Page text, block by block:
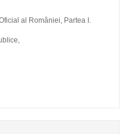
al României, Partea I.